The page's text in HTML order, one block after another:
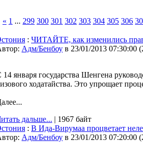
« 1 ... 299 300 301 302 303 304 305 306
: ЧИТАЙТЕ, как изменились
Адм/Бенбоу в 23/01/2013 07:30:00 (
14 января государства Шенгенa
ходатайства. Это упрощает
дальше... | 1967 байт
: В Ида-Вирумаа процветает
Адм/Бенбоу в 23/01/2013 07:20:00 (